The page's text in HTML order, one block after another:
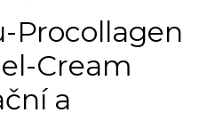
Procollagen
Cream
a